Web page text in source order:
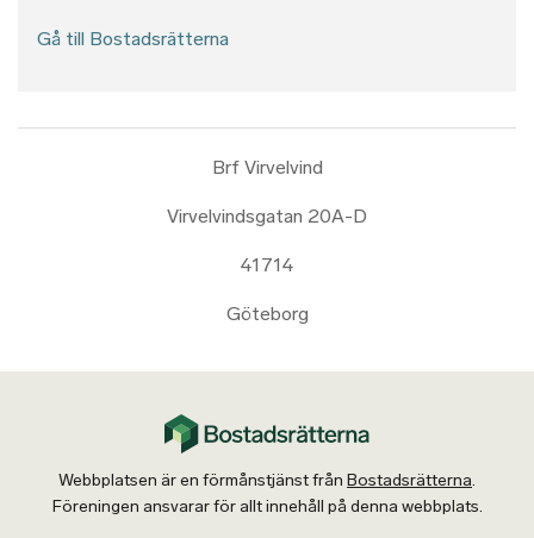
Gå till Bostadsrätterna
Brf Virvelvind
Virvelvindsgatan 20A-D
41714
Göteborg
Webbplatsen är en förmånstjänst från Bostadsrätterna.
Föreningen ansvarar för allt innehåll på denna webbplats.